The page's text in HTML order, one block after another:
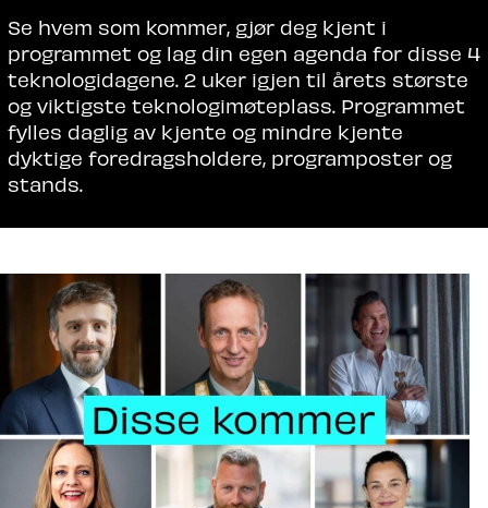
Se hvem som kommer, gjør deg kjent i
programmet og lag din egen agenda for disse 4
teknologidagene. 2 uker igjen til årets største
og viktigste teknologimøteplass. Programmet
fylles daglig av kjente og mindre kjente
dyktige foredragsholdere, programposter og
stands.